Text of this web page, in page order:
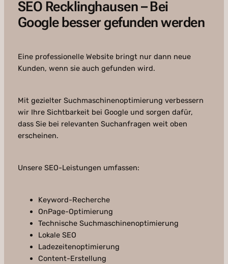
SEO Recklinghausen – Bei
Google besser gefunden werden
Eine professionelle Website bringt nur dann neue
Kunden, wenn sie auch gefunden wird.
Mit gezielter Suchmaschinenoptimierung verbessern
wir Ihre Sichtbarkeit bei Google und sorgen dafür,
dass Sie bei relevanten Suchanfragen weit oben
erscheinen.
Unsere SEO-Leistungen umfassen:
Keyword-Recherche
OnPage-Optimierung
Technische Suchmaschinenoptimierung
Lokale SEO
Ladezeitenoptimierung
Content-Erstellung